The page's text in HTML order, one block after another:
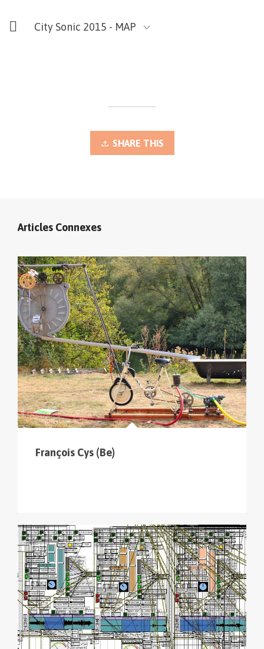
City Sonic 2015 - MAP
cliquer sur le menu pour voir tous les parcours (sur
la carte en haut à gauche
).
SHARE THIS
Articles Connexes
François Cys (Be)